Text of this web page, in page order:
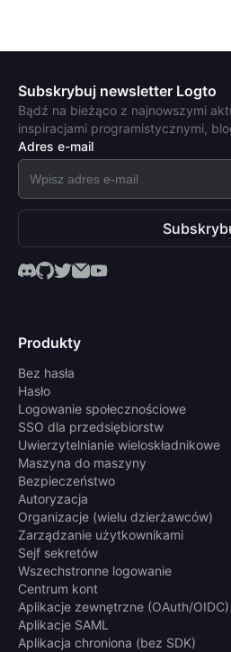
Subskrybuj newsletter Logto
Bądź na bieżąco z najnowszymi
inspiracjami programistycznymi,
Adres e-mail
Produkty
Bez hasła
Hasło
Logowanie społecznościowe
SSO dla przedsiębiorstw
Uwierzytelnianie wieloskładnikowe
Maszyna do maszyny
Bezpieczeństwo
Autoryzacja
Organizacje (wielu dzierżawców)
Zarządzanie użytkownikami
Sejf sekretów
Wszechstronne logowanie
Centrum kont
Aplikacje zewnętrzne (OAuth/OIDC)
Aplikacje SAML
Aplikacja chroniona (bez SDK)